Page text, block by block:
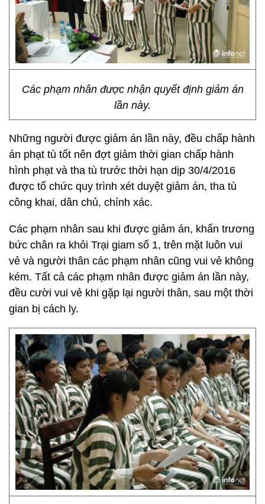
Các phạm nhân được nhận quyết định giảm án
lần này.
Những người được giảm án lần này, đều chấp hành
án phạt tù tốt nên đợt giảm thời gian chấp hành
hình phạt và tha tù trước thời hạn dịp 30/4/2016
được tổ chức quy trình xét duyệt giảm án, tha tù
công khai, dân chủ, chính xác.
Các phạm nhân sau khi được giảm án, khẩn trương
bức chân ra khỏi Trại giam số 1, trên mặt luôn vui
vẻ và người thân các phạm nhân cũng vui vẻ không
kém. Tất cả các phạm nhân được giảm án lần này,
đều cười vui vẻ khi gặp lại người thân, sau một thời
gian bị cách ly.